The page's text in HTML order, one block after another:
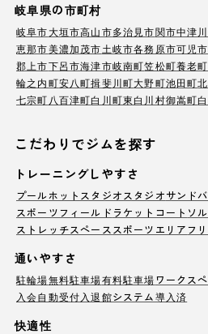
岐阜県の市町村
岐阜市大垣市高山市多治見市関市中津
恵那市美濃加茂市土岐市各務原市可児市
郡上市下呂市海津市岐南町笠松町養老町
輪之内町安八町揖斐川町大野町池田町
七宗町 八百津町白川町東白川村御嵩町
こだわりでジムを探す
トレーニングしやすさ
プールホットスタジオ スタジオサンド
スポーツフィールド ラケットコート ソ
ストレッチスペース スポーツエリア フ
通いやすさ
駐輪場無料駐車場有料駐車場ワークス
入会自動受付 入退館システム導入済
快適性